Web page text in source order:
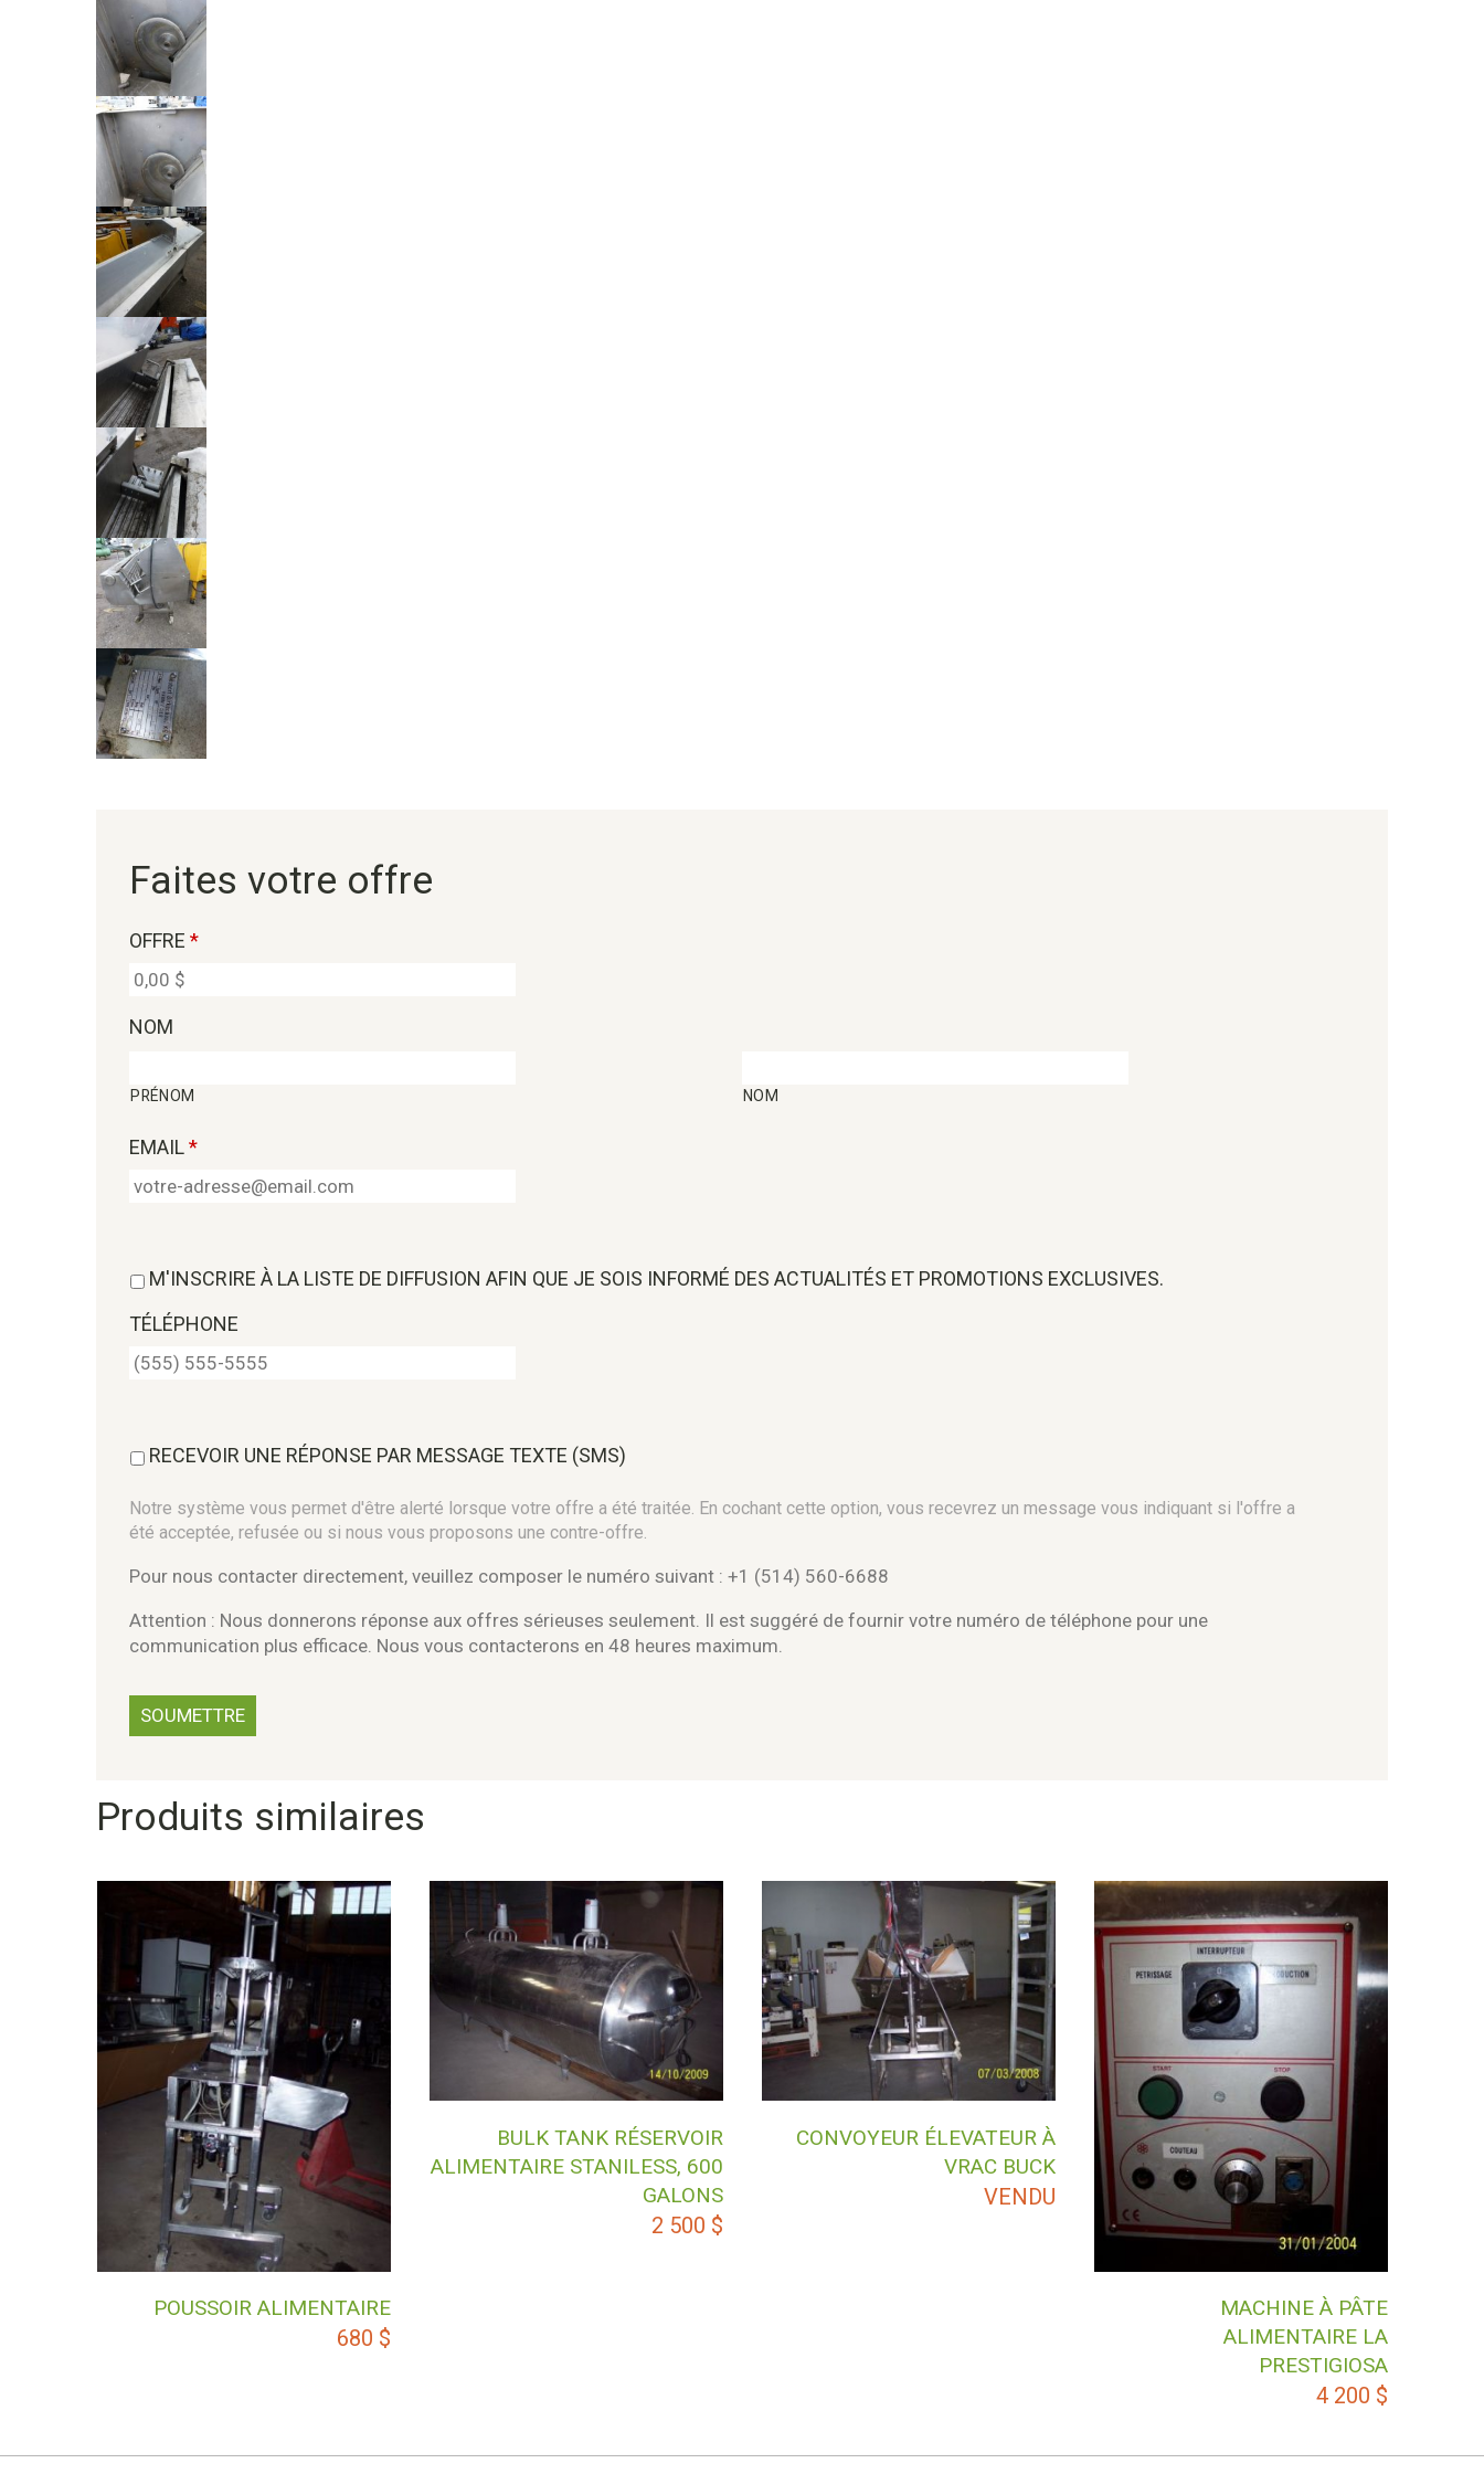
Faites votre offre
OFFRE *
NOM
PRÉNOM NOM
EMAIL*
M'INSCRIRE À LA LISTE DE DIFFUSION AFIN QUE JE SOIS INFORMÉ DES ACTUALITÉS ET PROMOTIONS EXCLUSIVES.
TÉLÉPHONE
RECEVOIR UNE RÉPONSE PAR MESSAGE TEXTE (SMS)
Notre système vous permet d'être alerté lorsque votre offre a été traitée. En cochant cette option, vous recevrez un message vous indiquant si l'offre a
été acceptée, refusée ou si nous vous proposons une contre-offre.
Pour nous contacter directement, veuillez composer le numéro suivant : +1 (514) 560-6688
Attention : Nous donnerons réponse aux offres sérieuses seulement. Il est suggéré de fournir votre numéro de téléphone pour une
communication plus efficace. Nous vous contacterons en 48 heures maximum.
Produits similaires
POUSSOIR ALIMENTAIRE
680 $
BULK TANK RÉSERVOIR
ALIMENTAIRE STANILESS, 600
GALONS
2 500 $
CONVOYEUR ÉLEVATEUR À
VRAC BUCK
VENDU
MACHINE À PÂTE
ALIMENTAIRE LA
PRESTIGIOSA
4 200 $